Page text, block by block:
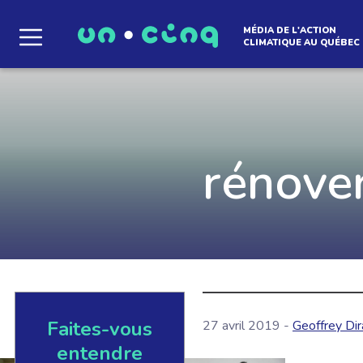
Le média qui
EN SAVOIR +
MÉDIA DE L'ACTION
CLIMATIQUE AU QUÉBEC
Faites-vous
entendre
27 avril 2019 - Geoffrey